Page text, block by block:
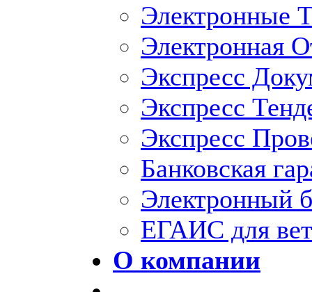
Электронные
Электронная
Экспресс
Экспресс
Экспресс
Банковская
Электронный
ЕГАИС для
О компании